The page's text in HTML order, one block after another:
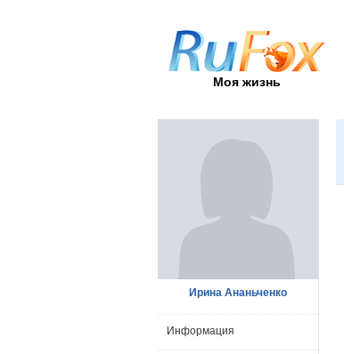
Моя жизнь
Ирина Ананьченко
Информация